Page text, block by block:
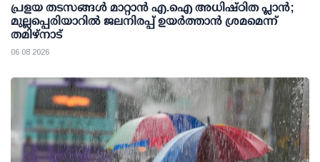
പ്രളയ തടസങ്ങള്‍ മാറ്റാന്‍ എ.ഐ അധിഷ്ഠിത പ്ലാന്‍;
മുല്ലപ്പെരിയാറില്‍ ജലനിരപ്പ് ഉയര്‍ത്താന്‍ ശ്രമമെന്ന്
തമിഴ്നാട്
06 08 2026